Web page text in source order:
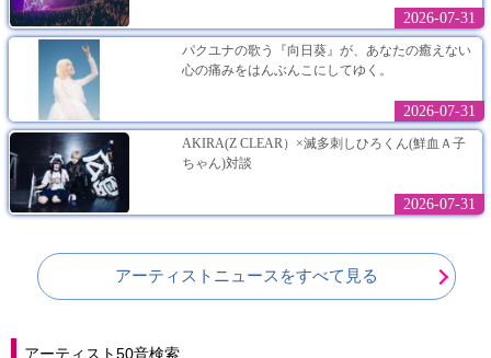
2026-07-31
パクユナの歌う『向日葵』が、あなたの癒えない
心の痛みをはんぶんこにしてゆく。
2026-07-31
AKIRA(Z CLEAR）×滅多刺しひろくん(鮮血Ａ子
ちゃん)対談
2026-07-31
アーティストニュースをすべて見る
アーティスト50音検索